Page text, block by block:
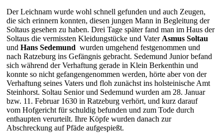
Der Leichnam wurde wohl schnell gefunden und auch Zeugen,
die sich erinnern konnten, diesen jungen Mann in Begleitung der
Soltaus gesehen zu haben. Drei Tage später fand man im Haus der
Soltaus die vermissten Kleidungstücke und VaterAsmus Soltau
und Hans Sedemund wurden umgehend festgenommen und
nach Ratzeburg ins Gefängnis gebracht. Sedemund Junior befand
sich während der Verhaftung gerade in Klein Berkenthin und
konnte so nicht gefangengenommen werden, hörte aber von der
Verhaftung seines Vaters und floh zunächst ins holsteinische Amt
Steinhorst. Soltau Senior und Sedemund wurden am 28. Januar
bzw. 11. Februar 1630 in Ratzeburg verhört, und kurz darauf
vom Hofgericht für schuldig befunden und zum Tode durch
enthaupten verurteilt. Ihre Köpfe wurden danach zur
Abschreckung auf Pfäde aufgespießt.